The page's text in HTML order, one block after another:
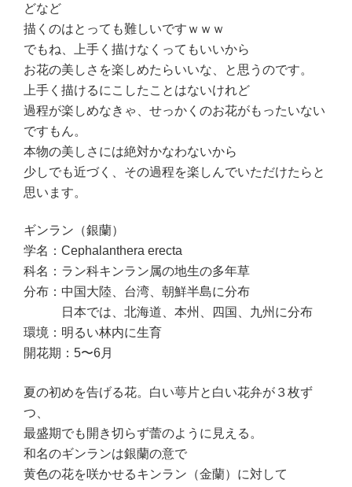
どなど
描くのはとっても難しいですｗｗｗ
でもね、上手く描けなくってもいいから
お花の美しさを楽しめたらいいな、と思うのです。
上手く描けるにこしたことはないけれど
過程が楽しめなきゃ、せっかくのお花がもったいない
ですもん。
本物の美しさには絶対かなわないから
少しでも近づく、その過程を楽しんでいただけたらと
思います。
ギンラン（銀蘭）
学名：Cephalanthera erecta
科名：ラン科キンラン属の地生の多年草
分布：中国大陸、台湾、朝鮮半島に分布
日本では、北海道、本州、四国、九州に分布
環境：明るい林内に生育
開花期：5〜6月
夏の初めを告げる花。白い萼片と白い花弁が３枚ず
つ、
最盛期でも開き切らず蕾のように見える。
和名のギンランは銀蘭の意で
黄色の花を咲かせるキンラン（金蘭）に対して